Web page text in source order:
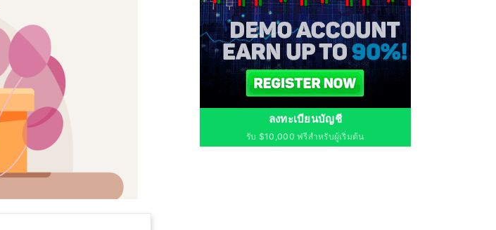
ลงทะเบียนบัญชี
รับ $10,000 ฟรีสำหรับผู้เริ่มต้น